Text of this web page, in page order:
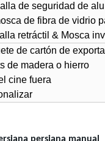
de seguridad de
de fibra de vidrio
retráctil & Mosca
de cartón de
de madera o hierro
cine fuera